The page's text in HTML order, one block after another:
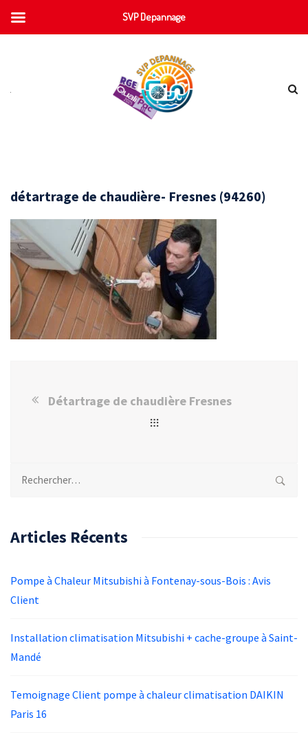
détartrage de chaudière- Fresnes (94260)
Détartrage de chaudière Fresnes
Rechercher :
Articles Récents
Pompe à Chaleur Mitsubishi à Fontenay-sous-Bois : Avis
Client
Installation climatisation Mitsubishi + cache-groupe à Saint-
Mandé
Temoignage Client pompe à chaleur climatisation DAIKIN
Paris 16
SVP Depannage